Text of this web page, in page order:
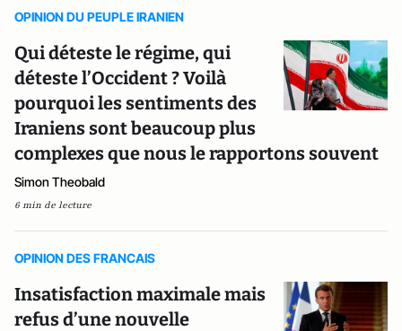
OPINION DU PEUPLE IRANIEN
Qui déteste le régime, qui
déteste l’Occident ? Voilà
pourquoi les sentiments des
Iraniens sont beaucoup plus
complexes que nous le rapportons souvent
Simon Theobald
6 min de lecture
OPINION DES FRANCAIS
Insatisfaction maximale mais
refus d’une nouvelle